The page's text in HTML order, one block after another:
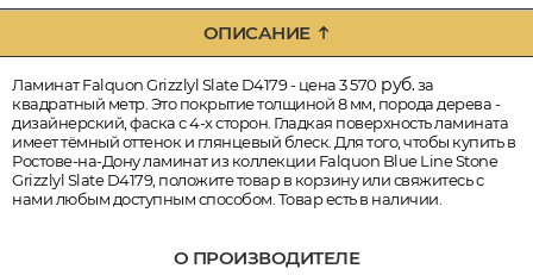
ОПИСАНИЕ
Ламинат Falquon Grizzlyl Slate D4179 - цена 3 570 руб.за
квадратный метр. Это покрытие толщиной 8 мм, порода дерева -
дизайнерский, фаска с 4-х сторон. Гладкая поверхность ламината
имеет тёмный оттенок и глянцевый блеск. Для того, чтобы купить в
Ростове-на-Дону ламинат из коллекции Falquon Blue Line Stone
Grizzlyl Slate D4179, положите товар в корзину или свяжитесь с
нами любым доступным способом. Товар есть в наличии.
О ПРОИЗВОДИТЕЛЕ